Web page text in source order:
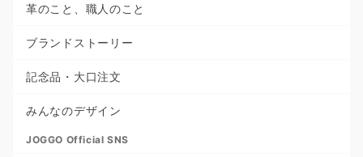
革のこと、職人のこと
ブランドストーリー
記念品・大口注文
みんなのデザイン
JOGGO Official SNS